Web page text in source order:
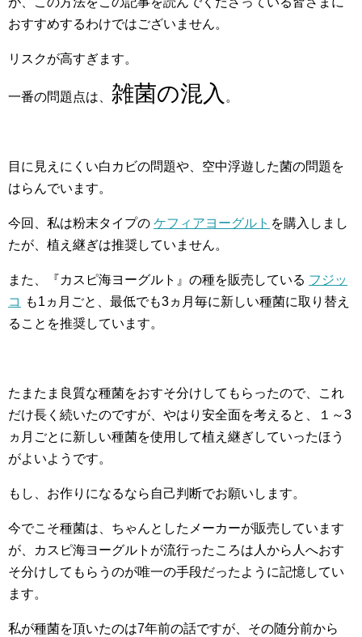
おすすめするわけではございません。
リスクが高すぎます。
一番の問題点は、 雑菌の混入 。
目に見えにくい白カビの問題や、空中浮遊した菌の問題を
はらんでいます。
今回、私は粉末タイプの ケフィアヨーグルト を購入しまし
たが、植え継ぎは推奨していません。
また、『カスピ海ヨーグルト』の種を販売している フジッ
コ
も1ヵ月ごと、最低でも3ヵ月毎に新しい種菌に取り替え
ることを推奨しています。
たまたま良質な種菌をおすそ分けしてもらったので、これ
だけ長く続いたのですが、やはり安全面を考えると、１～3
ヵ月ごとに新しい種菌を使用して植え継ぎしていったほう
がよいようです。
もし、お作りになるなら自己判断でお願いします。
今でこそ種菌は、ちゃんとしたメーカーが販売しています
が、カスピ海ヨーグルトが流行ったころは人から人へおす
そ分けしてもらうのが唯一の手段だったように記憶してい
ます。
私が種菌を頂いたのは7年前の話ですが、その随分前から